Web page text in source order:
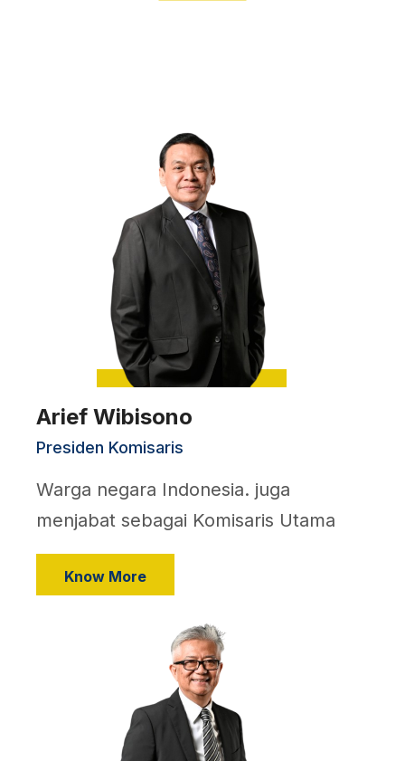
Arief Wibisono
Presiden Komisaris
Warga negara Indonesia. juga
menjabat sebagai Komisaris Utama
Know More